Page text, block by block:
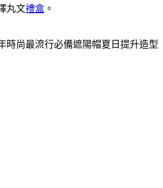
丸文禮盒 。
時尚最流行必備遮陽帽夏日提升造型